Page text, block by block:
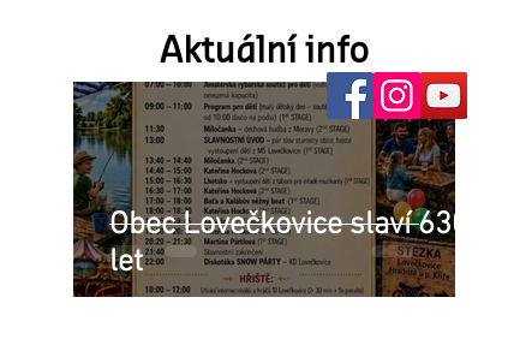
Aktuální info
Obec Lovečkovice slaví 630
let